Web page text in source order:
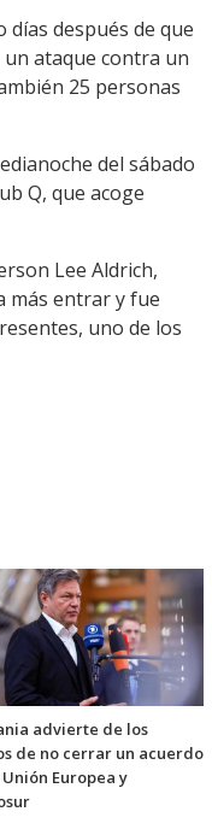
días después de que
ataque contra un
25 personas
del sábado
Q, que acoge
Lee Aldrich,
más entrar y fue
uno de los
advierte de los
de no cerrar un acuerdo
Europea y